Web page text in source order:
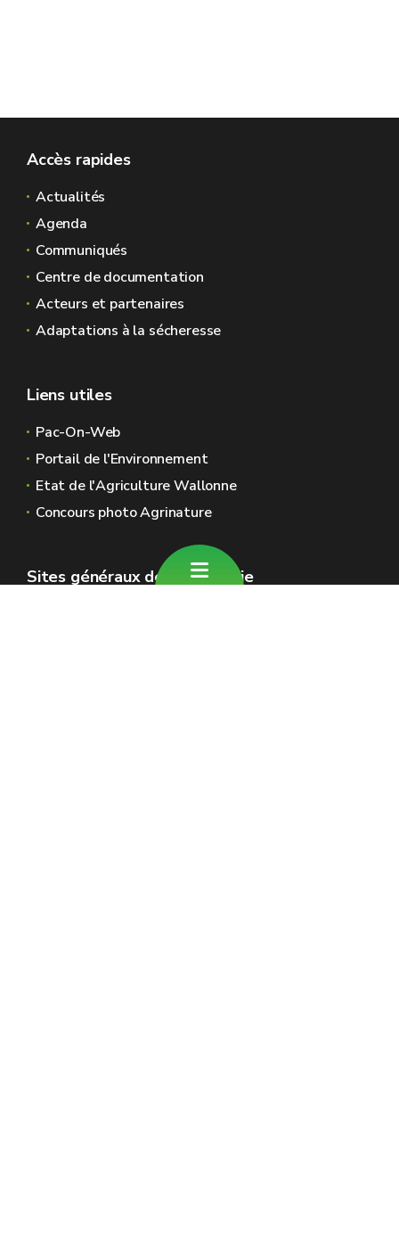
Accès rapides
Actualités
Agenda
Communiqués
Centre de documentation
Acteurs et partenaires
Adaptations à la sécheresse
Liens utiles
Pac-On-Web
Portail de l'Environnement
Etat de l'Agriculture Wallonne
Concours photo Agrinature
Sites généraux de la Wallonie